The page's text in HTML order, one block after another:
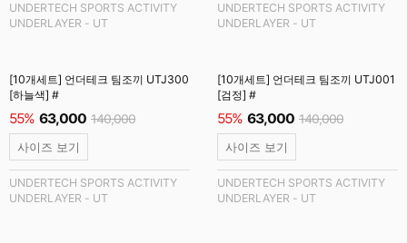
UNDERTECH SPORTS ACTIVITY
UNDERLAYER - UT
UNDERTECH SPORTS ACTIVITY
UNDERLAYER - UT
[10개세트] 언더테크 팀조끼 UTJ300
[하늘색] #
55% 63,000 140,000
사이즈 보기
UNDERTECH SPORTS ACTIVITY
UNDERLAYER - UT
[10개세트] 언더테크 팀조끼 UTJ001
[검정] #
55% 63,000 140,000
사이즈 보기
UNDERTECH SPORTS ACTIVITY
UNDERLAYER - UT